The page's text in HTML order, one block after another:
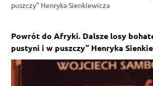
puszczy” Henryka Sienkiewicza
Powrót do Afryki. Dalsze losy
pustyni i w puszczy” Henryka